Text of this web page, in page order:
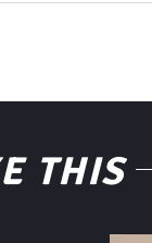
THIS